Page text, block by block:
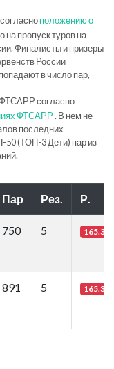
положению о
на пропуск туров на
Финалисты и призеры
России
в число пар,
согласно
ФТСАРР. В нем не
последних
50 (ТОП-3 Дети) пар из
Пар Рез. Р.
750 5 165.34
891 5 165.34